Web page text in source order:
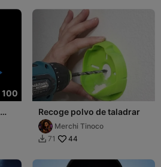
100
Recoge polvo de taladrar
Merchi Tinoco
 71 44